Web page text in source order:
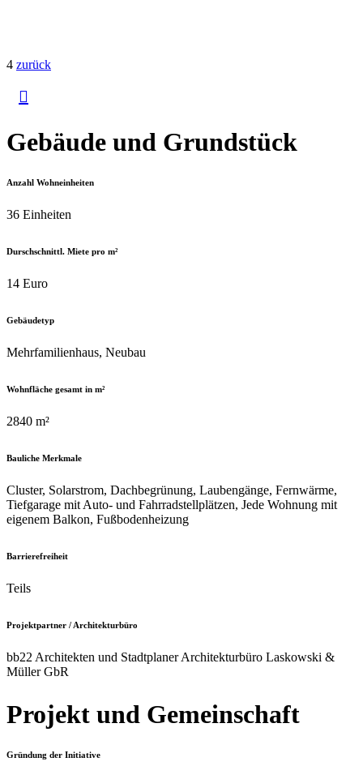
4 zurück

Gebäude und Grundstück
Anzahl Wohneinheiten
36 Einheiten
Durschschnittl. Miete pro m²
14 Euro
Gebäudetyp
Mehrfamilienhaus, Neubau
Wohnfläche gesamt in m²
2840 m²
Bauliche Merkmale
Cluster, Solarstrom, Dachbegrünung, Laubengänge, Fernwärme,
Tiefgarage mit Auto- und Fahrradstellplätzen, Jede Wohnung mit
eigenem Balkon, Fußbodenheizung
Barrierefreiheit
Teils
Projektpartner / Architekturbüro
bb22 Architekten und Stadtplaner Architekturbüro Laskowski &
Müller GbR
Projekt und Gemeinschaft
Gründung der Initiative